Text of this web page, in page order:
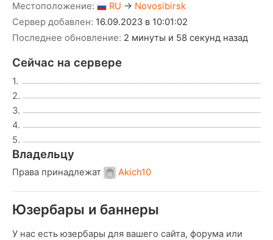
Местоположение: RU → Novosibirsk
Сервер добавлен: 16.09.2023 в 10:01:02
Последнее обновление: 2 минуты и 58 секунд назад
Сейчас на сервере
1.
2.
3.
4.
5.
Владельцу
Права принадлежат Akich10
Юзербары и баннеры
У нас есть юзербары для вашего сайта, форума или